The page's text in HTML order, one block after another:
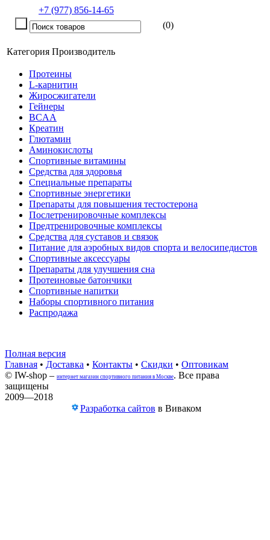
+7 (977) 856-14-65
(0)
Категория Производитель
Протеины
L-карнитин
Жиросжигатели
Гейнеры
BCAA
Креатин
Глютамин
Аминокислоты
Спортивные витамины
Средства для здоровья
Специальные препараты
Спортивные энергетики
Препараты для повышения тестостерона
Послетренировочные комплексы
Предтренировочные комплексы
Средства для суставов и связок
Питание для аэробных видов спорта и велосипедистов
Спортивные аксессуары
Препараты для улучшения сна
Протеиновые батончики
Спортивные напитки
Наборы спортивного питания
Распродажа
Полная версия
Главная • Доставка • Контакты • Скидки • Оптовикам
© IW-shop – интернет магазин спортивного питания в Москве. Все права
защищены
2009—2018
Разработка сайтов в Виваком